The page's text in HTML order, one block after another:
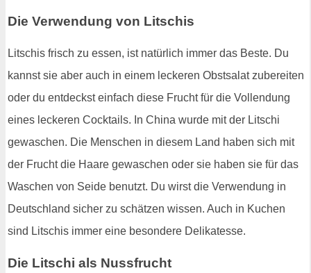
Die Verwendung von Litschis
Litschis frisch zu essen, ist natürlich immer das Beste. Du
kannst sie aber auch in einem leckeren Obstsalat zubereiten
oder du entdeckst einfach diese Frucht für die Vollendung
eines leckeren Cocktails. In China wurde mit der Litschi
gewaschen. Die Menschen in diesem Land haben sich mit
der Frucht die Haare gewaschen oder sie haben sie für das
Waschen von Seide benutzt. Du wirst die Verwendung in
Deutschland sicher zu schätzen wissen. Auch in Kuchen
sind Litschis immer eine besondere Delikatesse.
Die Litschi als Nussfrucht